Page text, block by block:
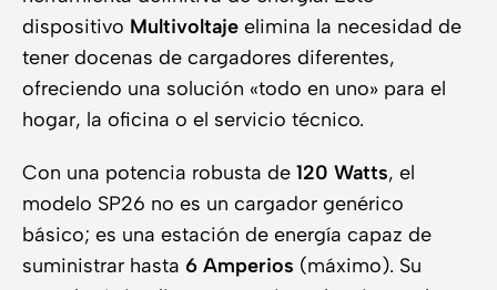
dispositivo Multivoltaje elimina la necesidad de
tener docenas de cargadores diferentes,
ofreciendo una solución «todo en uno» para el
hogar, la oficina o el servicio técnico.
Con una potencia robusta de 120 Watts, el
modelo SP26 no es un cargador genérico
básico; es una estación de energía capaz de
suministrar hasta 6 Amperios (máximo). Su